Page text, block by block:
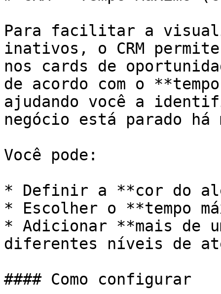
Para facilitar a
inativos, o CRM
nos cards de
de acordo com o
ajudando você a
negócio está parado há
Você pode:
* Definir a **cor do
* Escolher o **tempo
* Adicionar **mais de
diferentes níveis de
#### Como configurar